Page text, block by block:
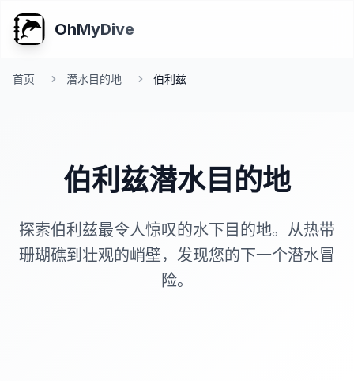
OhMyDive
首页 潜水目的地 伯利兹
伯利兹潜水目的地
探索伯利兹最令人惊叹的水下目的地。从热带
珊瑚礁到壮观的峭壁，发现您的下一个潜水冒
险。